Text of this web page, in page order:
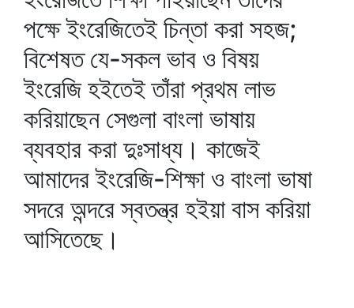
পক্ষে ইংরেজিতেই চিন্তা করা সহজ;
বিশেষত যে-সকল ভাব ও বিষয়
ইংরেজি হইতেই তাঁরা প্রথম লাভ
করিয়াছেন সেগুলা বাংলা ভাষায়
ব্যবহার করা দুঃসাধ্য। কাজেই
আমাদের ইংরেজি-শিক্ষা ও বাংলা ভাষা
সদরে অন্দরে স্বতন্ত্র হইয়া বাস করিয়া
আসিতেছে।